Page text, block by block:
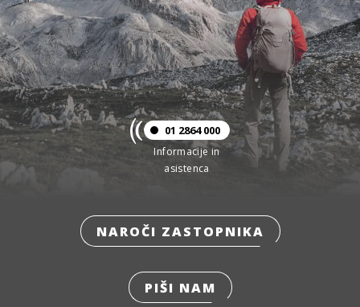
01 2864 000
Informacije in
asistenca
NAROČI ZASTOPNIKA
PIŠI NAM